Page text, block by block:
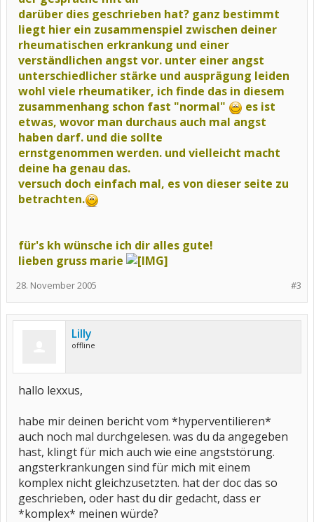
darüber dies geschrieben hat? ganz bestimmt
liegt hier ein zusammenspiel zwischen deiner
rheumatischen erkrankung und einer
verständlichen angst vor. unter einer angst
unterschiedlicher stärke und ausprägung leiden
wohl viele rheumatiker, ich finde das in diesem
zusammenhang schon fast "normal"
es ist
etwas, wovor man durchaus auch mal angst
haben darf. und die sollte
ernstgenommen werden. und vielleicht macht
deine ha genau das.
versuch doch einfach mal, es von dieser seite zu
betrachten.
für's kh wünsche ich dir alles gute!
lieben gruss marie
#3
28. November 2005
Lilly
offline
hallo lexxus,
habe mir deinen bericht vom *hyperventilieren*
auch noch mal durchgelesen. was du da angegeben
hast, klingt für mich auch wie eine angststörung.
angsterkrankungen sind für mich mit einem
komplex nicht gleichzusetzten. hat der doc das so
geschrieben, oder hast du dir gedacht, dass er
*komplex* meinen würde?